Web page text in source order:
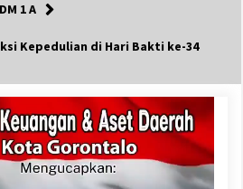
DM 1 A
Kepedulian di Hari Bakti ke-34